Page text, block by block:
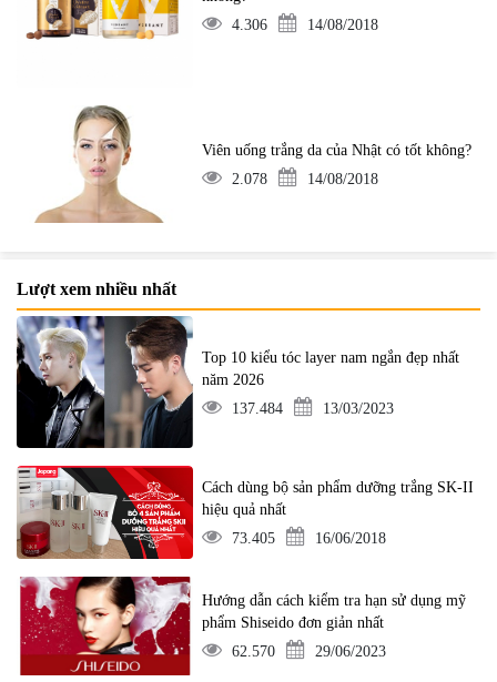
4.306
14/08/2018
Viên uống trắng da của Nhật có tốt không?
2.078
14/08/2018
Lượt xem nhiều nhất
Top 10 kiểu tóc layer nam ngắn đẹp nhất
năm 2026
137.484
13/03/2023
Cách dùng bộ sản phẩm dưỡng trắng SK-II
hiệu quả nhất
73.405
16/06/2018
Hướng dẫn cách kiểm tra hạn sử dụng mỹ
phẩm Shiseido đơn giản nhất
62.570
29/06/2023